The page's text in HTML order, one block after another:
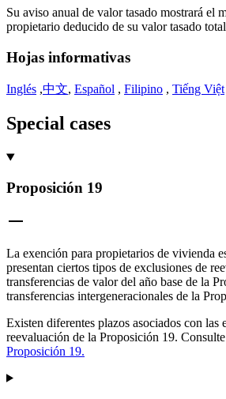
Su aviso anual de valor tasado mostrará el
propietario deducido de su valor tasado
Hojas informativas
Inglés ,中文, Español , Filipino , Tiếng Việt
Special cases
Proposición 19
La exención para propietarios de vivienda
presentan ciertos tipos de exclusiones de
transferencias de valor del año base de la
transferencias intergeneracionales de la
Existen diferentes plazos asociados con las
reevaluación de la Proposición 19. Consulte
Proposición 19.